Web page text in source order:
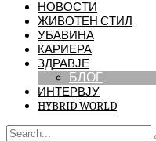
НОВОСТИ
ЖИВОТЕН СТИЛ
УБАВИНА
КАРИЕРА
ЗДРАВЈЕ
БЛОГ
ИНТЕРВЈУ
HYBRID WORLD